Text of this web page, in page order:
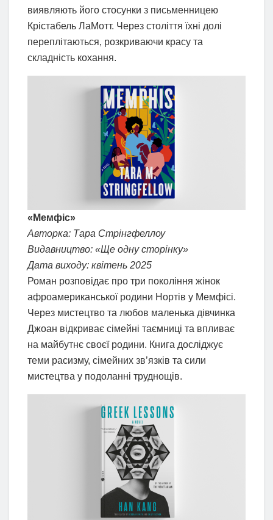
виявляють його стосунки з письменницею
Крістабель ЛаМотт. Через століття їхні долі
переплітаються, розкриваючи красу та
складність кохання.
«Мемфіс»
Авторка: Тара Стрінгфеллоу
Видавництво: «Ще одну сторінку»
Дата виходу: квітень 2025
Роман розповідає про три покоління жінок
афроамериканської родини Нортів у Мемфісі.
Через мистецтво та любов маленька дівчинка
Джоан відкриває сімейні таємниці та впливає
на майбутнє своєї родини. Книга досліджує
теми расизму, сімейних зв’язків та сили
мистецтва у подоланні труднощів.